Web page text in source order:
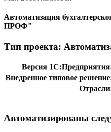
Автоматизация
ПРОФ"
Тип проекта:
Версия
Внедренное типовое
Автоматизированы